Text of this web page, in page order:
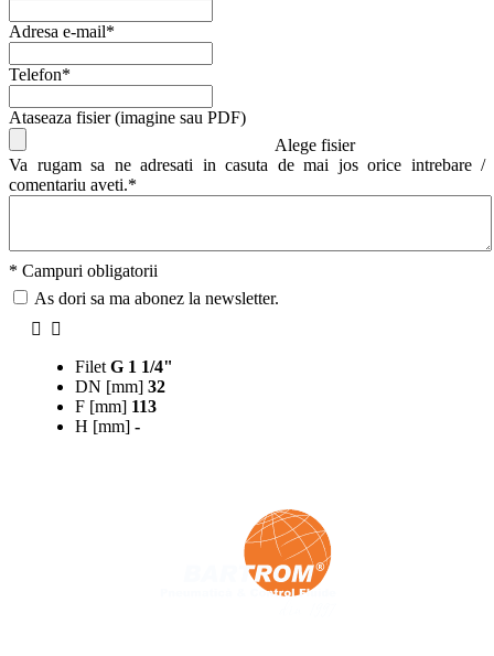
Adresa e-mail*
Telefon*
Ataseaza fisier (imagine sau PDF)
Alege fisier
Va rugam sa ne adresati in casuta de mai jos orice intrebare /
comentariu aveti.*
* Campuri obligatorii
As dori sa ma abonez la newsletter.
Filet G 1 1/4"
DN [mm] 32
F [mm] 113
H [mm] -